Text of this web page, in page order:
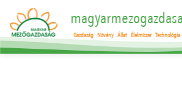
Gazdaság Növény Állat Élelmiszer Technológia